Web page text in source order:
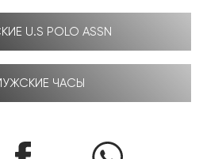
U.S POLO ASSN
ЧАСЫ